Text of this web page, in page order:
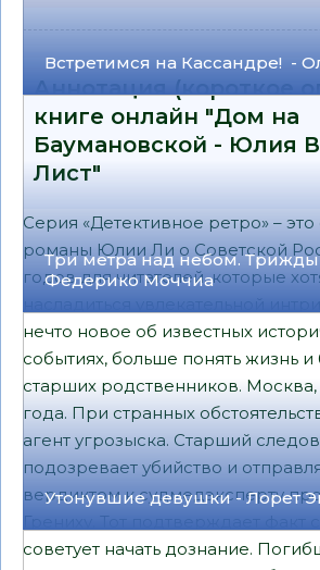
Встретимся на Кассандре! -
Три метра над небом. Трижды
Федерико Моччиа
Утонувшие девушки - Лорет
Аннотация (короткое
книге онлайн "Дом на
Баумановской - Юлия
Лист"
Серия «Детективное ретро» –
романы Юлии Ли о Советской
годов для читателей, которые
насладиться увлекательной
нечто новое об известных
событиях, больше понять жизнь и
старших родственников. Москва,
года. При странных
агент угрозыска. Старший
подозревает убийство и
вердиктом к судмедэксперту
Грениху. Тот подтверждает факт
советует начать дознание.